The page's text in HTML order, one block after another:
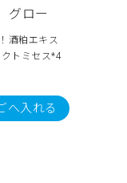
グロー
酒粕エキス
クトミセス*4
へ入れる